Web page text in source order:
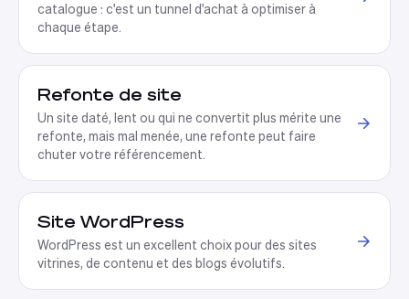
catalogue : c'est un tunnel d'achat à optimiser à
chaque étape.
Refonte de site
Un site daté, lent ou qui ne convertit plus mérite une
refonte, mais mal menée, une refonte peut faire
chuter votre référencement.
Site WordPress
WordPress est un excellent choix pour des sites
vitrines, de contenu et des blogs évolutifs.